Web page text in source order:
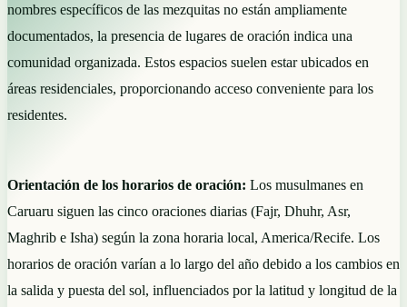
nombres específicos de las mezquitas no están ampliamente
documentados, la presencia de lugares de oración indica una
comunidad organizada. Estos espacios suelen estar ubicados en
áreas residenciales, proporcionando acceso conveniente para los
residentes.
Orientación de los horarios de oración: Los musulmanes en
Caruaru siguen las cinco oraciones diarias (Fajr, Dhuhr, Asr,
Maghrib e Isha) según la zona horaria local, America/Recife. Los
horarios de oración varían a lo largo del año debido a los cambios en
la salida y puesta del sol, influenciados por la latitud y longitud de la